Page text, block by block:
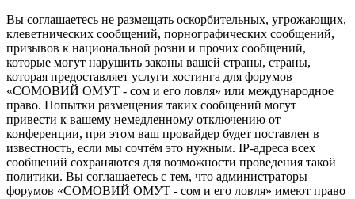
Вы соглашаетесь не размещать оскорбительных, угрожающих,
клеветнических сообщений, порнографических сообщений,
призывов к национальной розни и прочих сообщений,
которые могут нарушить законы вашей страны, страны,
которая предоставляет услуги хостинга для форумов
«СОМОВИЙ ОМУТ - сом и его ловля» или международное
право. Попытки размещения таких сообщений могут
привести к вашему немедленному отключению от
конференции, при этом ваш провайдер будет поставлен в
известность, если мы сочтём это нужным. IP-адреса всех
сообщений сохраняются для возможности проведения такой
политики. Вы соглашаетесь с тем, что администраторы
форумов «СОМОВИЙ ОМУТ - сом и его ловля» имеют право